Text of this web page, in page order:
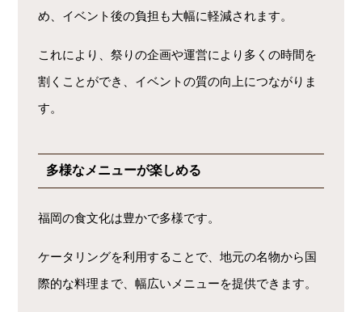
め、イベント後の負担も大幅に軽減されます。
これにより、祭りの企画や運営により多くの時間を
割くことができ、イベントの質の向上につながりま
す。
多様なメニューが楽しめる
福岡の食文化は豊かで多様です。
ケータリングを利用することで、地元の名物から国
際的な料理まで、幅広いメニューを提供できます。